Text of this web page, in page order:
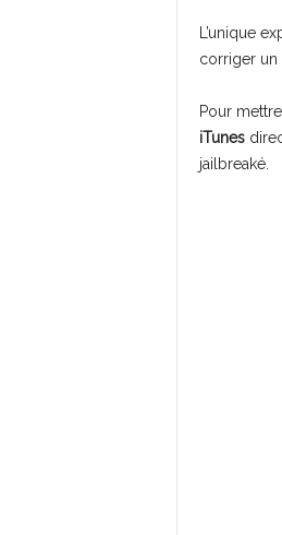
L’unique
corriger un
Pour
iTunes
jailbreaké.